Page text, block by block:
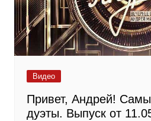
Видео
Привет, Андрей!
дуэты. Выпуск от